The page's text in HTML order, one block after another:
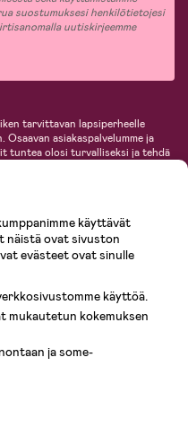
suostumuksesi henkilötietojesi
uutiskirjeemme
tarvittavan lapsiperheelle
asiakaspalvelumme ja
tuntea olosi turvalliseksi ja tehdä
löydät lukuisia tunnettuja
Cybex, LEGO ja monia muita!
lastentarvikkeiden
käyttävät
näistä ovat sivuston
evästeet ovat sinulle
käyttöä.
mukautetun kokemuksen
ja some-